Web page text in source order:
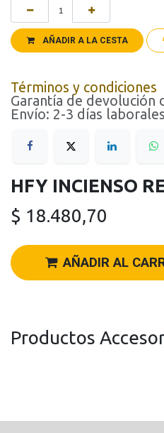
AÑADIR A LA CESTA
Términos y condiciones
Garantía de devolución
Envío: 2-3 días laborales
HFY INCIENSO
$ 18.480,70
AÑADIR AL
Productos